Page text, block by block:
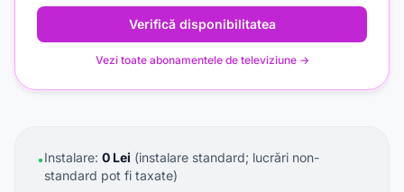
Verifică disponibilitatea
Vezi toate abonamentele de televiziune →
•Instalare: 0 Lei (instalare standard; lucrări non-
standard pot fi taxate)